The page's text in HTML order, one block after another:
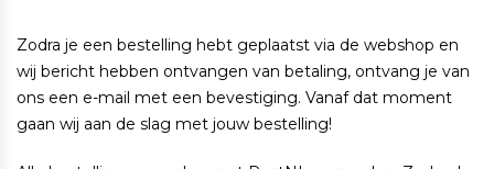
Zodra je een bestelling hebt geplaatst via de webshop en
wij bericht hebben ontvangen van betaling, ontvang je van
ons een e-mail met een bevestiging. Vanaf dat moment
gaan wij aan de slag met jouw bestelling!